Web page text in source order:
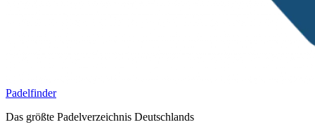
Padelfinder
Das größte Padelverzeichnis Deutschlands